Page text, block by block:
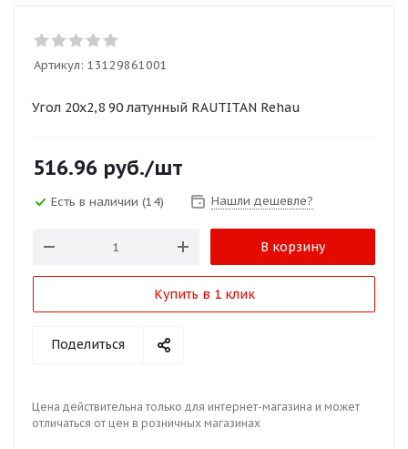
Артикул: 13129861001
Угол 20х2,8 90 латунный RAUTITAN Rehau
516.96 руб./шт
Есть в наличии (14) Нашли дешевле?
В корзину
Купить в 1 клик
Поделиться
Цена действительна только для интернет-магазина и может
отличаться от цен в розничных магазинах